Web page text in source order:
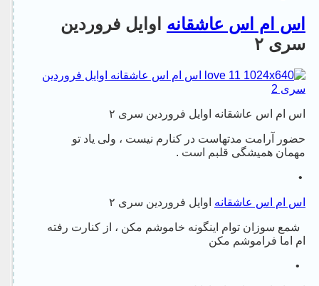
اس ام اس عاشقانه اوایل فروردین
سری ۲
اس ام اس عاشقانه اوایل فروردین سری ۲
حضور آرامت مدتهاست در کنارم نیست ، ولی یاد تو
مهمان همیشگی قلبم است .
•
اس ام اس عاشقانه اوایل فروردین سری ۲
شمع سوزان توام اینگونه خاموشم مکن ، از کنارت رفته
ام اما فراموشم مکن
•